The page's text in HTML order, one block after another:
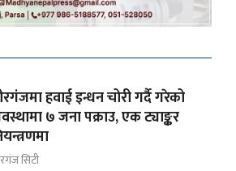
हवाई इन्धन चोरी गर्दै गरेको
७ जना पक्राउ, एक ट्याङ्कर
सिटी